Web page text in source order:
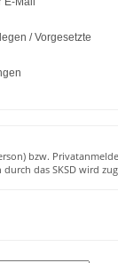
/ Vorgesetzte
bzw.
das SKSD wird